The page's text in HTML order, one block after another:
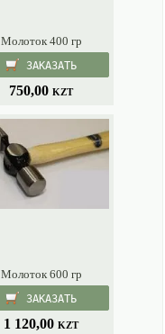
ЗАКАЗАТЬ
750,00 KZT
Молоток 400 гр
ЗАКАЗАТЬ
1 120,00 KZT
Молоток 600 гр